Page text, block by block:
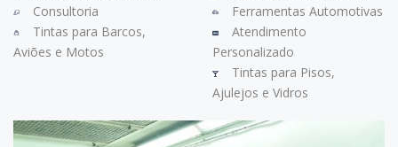
Consultoria
Tintas para Barcos,
Aviões e Motos
Ferramentas Automotivas
Atendimento
Personalizado
Tintas para Pisos,
Ajulejos e Vidros